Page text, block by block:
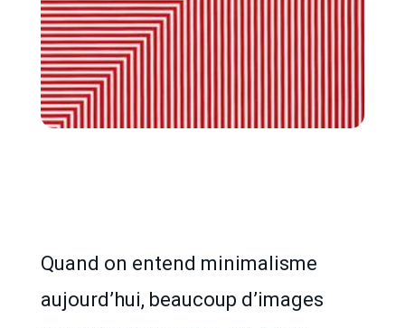
Quand on entend minimalisme
aujourd’hui, beaucoup d’images